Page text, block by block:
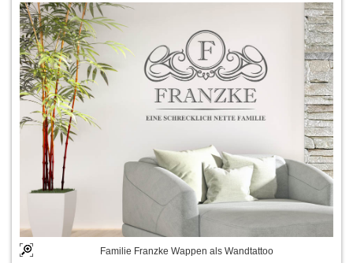
Familie Franzke Wappen als Wandtattoo